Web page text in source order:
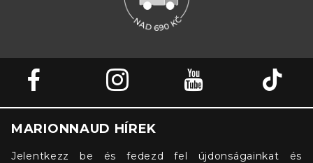
MARIONNAUD HÍREK
Jelentkezz be és fedezd fel újdonságainkat és